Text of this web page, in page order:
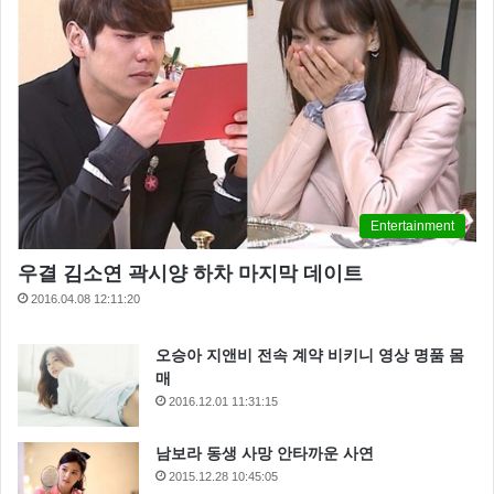
Entertainment
우결 김소연 곽시양 하차 마지막 데이트
2016.04.08 12:11:20
오승아 지앤비 전속 계약 비키니 영상 명품 몸
매
2016.12.01 11:31:15
남보라 동생 사망 안타까운 사연
2015.12.28 10:45:05